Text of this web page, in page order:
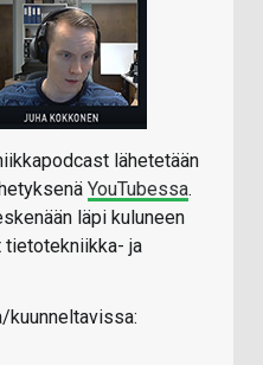
lähetetään
YouTubessa.
läpi kuluneen
tietotekniikka- ja